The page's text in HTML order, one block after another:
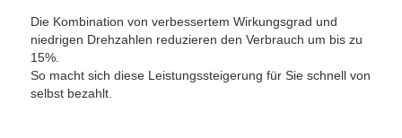
Die Kombination von verbessertem Wirkungsgrad und
niedrigen Drehzahlen reduzieren den Verbrauch um bis zu
15%.
So macht sich diese Leistungssteigerung für Sie schnell von
selbst bezahlt.